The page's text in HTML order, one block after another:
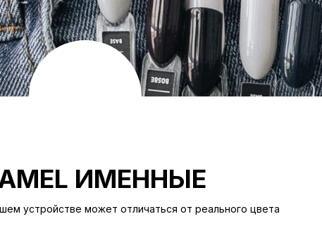
ИМЕННЫЕ
устройстве может отличаться от реального цвета